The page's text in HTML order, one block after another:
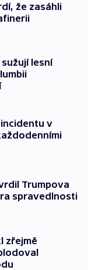
že zasáhli
lesní
v
Trumpova
spravedlnosti
zřejmě